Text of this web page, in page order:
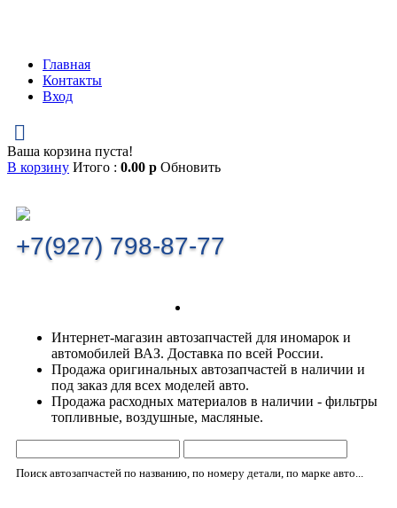
Главная
Контакты
Вход
Ваша корзина пуста!
В корзину Итого : 0.00 р Обновить
+7(927) 798-87-77
Интернет-магазин автозапчастей для иномарок и
автомобилей ВАЗ. Доставка по всей России.
Продажа оригинальных автозапчастей в наличии и
под заказ для всех моделей авто.
Продажа расходных материалов в наличии - фильтры
топливные, воздушные, масляные.
Поиск автозапчастей по названию, по номеру детали, по марке авто...